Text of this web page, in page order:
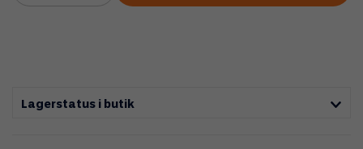
Lagerstatus i butik